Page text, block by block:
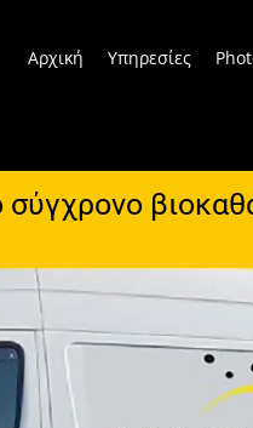
Αρχική Υπηρεσίες
σύγχρονο